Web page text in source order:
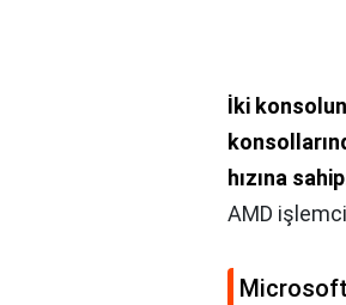
İki
hızına sahip
AMD
Microsoft